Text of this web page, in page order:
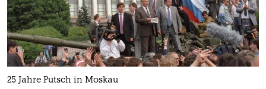
25 Jahre Putsch in Moskau